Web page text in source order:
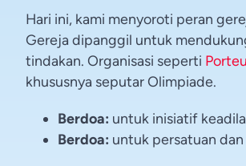
Hari ini, kami menyoroti peran
Gereja dipanggil untuk
tindakan. Organisasi seperti
khususnya seputar Olimpiade.
Berdoa: untuk inisiatif
Berdoa: untuk persatuan